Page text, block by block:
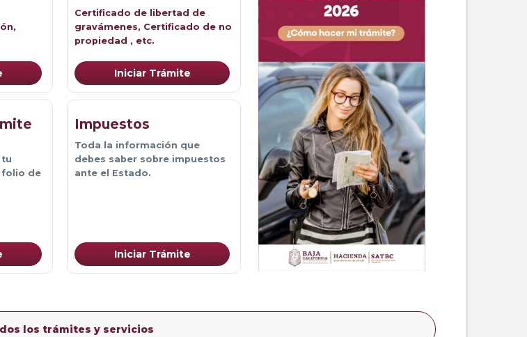
Certificado de libertad de
gravámenes, Certificado de no
propiedad , etc.
Iniciar Trámite
folio de
Impuestos
Toda la información que
debes saber sobre impuestos
ante el Estado.
Iniciar Trámite
los trámites y servicios